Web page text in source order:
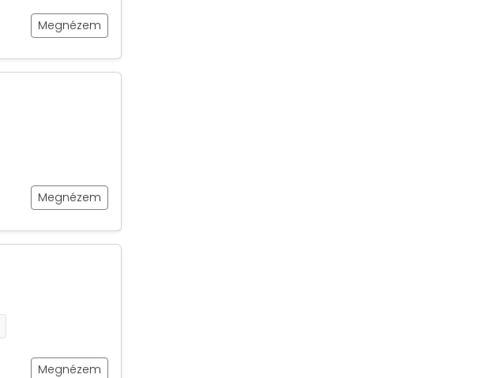
Megnézem
Megnézem
Megnézem